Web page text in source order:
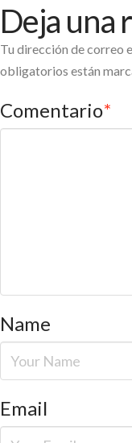
Deja una
Tu dirección de correo
obligatorios están
Comentario*
Name
Email